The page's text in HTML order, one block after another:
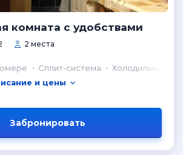
комната с удобствами
2 места
Сплит-система
Холодильник в
и цены
Забронировать